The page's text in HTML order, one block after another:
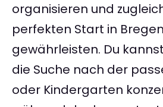
organisieren und
perfekten Start in
gewährleisten. Du
die Suche nach der
oder Kindergarten